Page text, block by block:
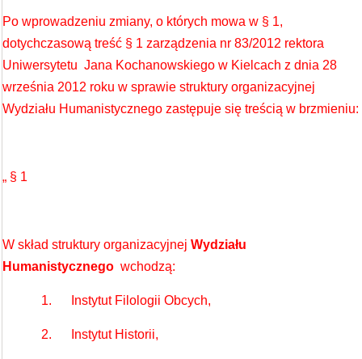
Po wprowadzeniu zmiany, o których mowa w § 1,
dotychczasową treść § 1 zarządzenia nr 83/2012 rektora
Uniwersytetu Jana Kochanowskiego w Kielcach z dnia 28
września 2012 roku w sprawie struktury organizacyjnej
Wydziału Humanistycznego zastępuje się treścią w brzmieniu:
„ § 1
W skład struktury organizacyjnej Wydziału
Humanistycznego wchodzą:
1. Instytut Filologii Obcych,
2. Instytut Historii,